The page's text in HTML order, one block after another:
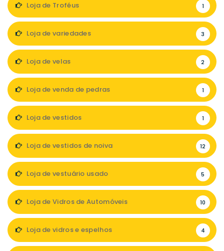
Loja de Troféus 1
Loja de variedades 3
Loja de velas 2
Loja de venda de pedras 1
Loja de vestidos 1
Loja de vestidos de noiva 12
Loja de vestuário usado 5
Loja de Vidros de Automóveis 10
Loja de vidros e espelhos 4